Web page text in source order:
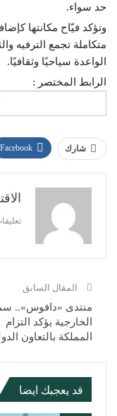
حد سواء.
وتؤكد فيّاح مكانتها
متكاملة تجمع الترفيه
الواعدة سياحيًا وثقافيًا.
الرابط المختصر :
شارك Facebook
المقال السابق
منتدى «دافوس»..
الخارجية يؤكد التزام
المملكة بالتعاون
قد يعجبك ايضا